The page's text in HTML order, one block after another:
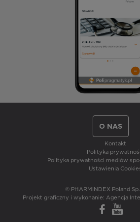
O NAS
Kontakt
Polityka
Polityka prywatności mediów
Ustawienia
© PHARMINDEX Poland
Projekt graficzny i wykonanie: Agencja